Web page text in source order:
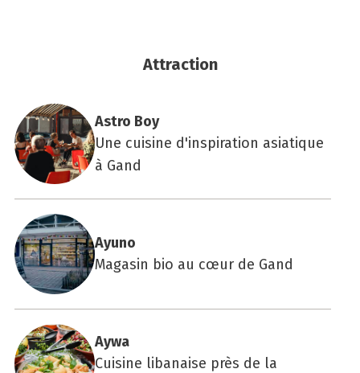
Attraction
Astro Boy
Une cuisine d'inspiration asiatique
à Gand
Ayu­no
Magasin bio au cœur de Gand
Aywa
Cuisine libanaise près de la